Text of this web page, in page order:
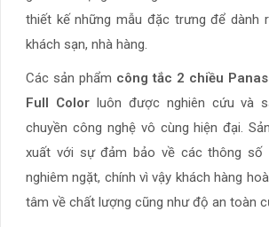
thiết kế những mẫu đặc trưng để dành
khách sạn, nhà hàng.
Các sản phẩm công tắc 2 chiều
Full Colorluôn được nghiên cứu và
chuyền công nghệ vô cùng hiện đại.
xuất với sự đảm bảo về các thông số
nghiêm ngặt, chính vì vậy khách hàng
tâm về chất lượng cũng như độ an toàn